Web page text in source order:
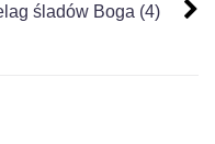
śladów Boga (4)